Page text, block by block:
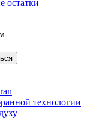
остатки
технологии